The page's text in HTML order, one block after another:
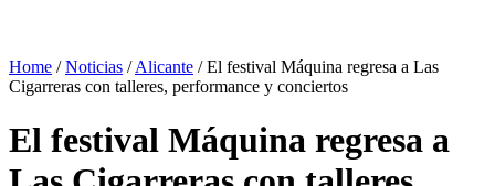
Home /Noticias /Alicante /El festival Máquina regresa a Las
Cigarreras con talleres, performance y conciertos
El festival Máquina regresa a